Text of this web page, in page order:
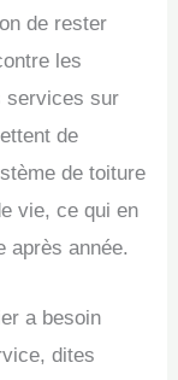
de rester
les
services sur
de
de toiture
vie, ce qui en
après année.
a besoin
dites